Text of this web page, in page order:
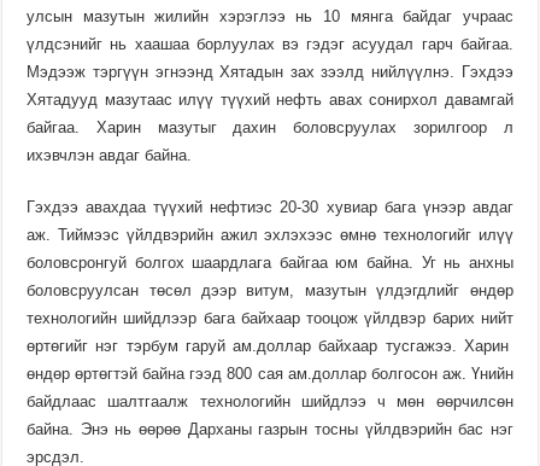
улсын мазутын жилийн хэрэглээ нь 10 мянга байдаг учраас
үлдсэнийг нь хаашаа бор­луу­лах вэ гэдэг асуу­дал гарч бай­гаа.
Мэдээж тэргүүн эгнээнд Хята­дын зах зээлд ний­лүүл­нэ. Гэхдээ
Хятадууд мазутаас илүү түүхий нефть авах сонирхол давамгай
байгаа. Харин мазутыг дахин бо­ловс­руулах зорил­гоор л
ихэвчлэн авдаг байна.
Гэхдээ авахдаа түүхий нефтиэс 20-30 хувиар бага үнээр авдаг
аж. Тий­мээс үйлдвэрийн ажил эхлэхээс өмнө технологийг илүү
боловс­ронгуй бол­гох шаард­лага байгаа юм байна. Уг нь анхны
боловс­руулсан төсөл дээр витум, мазу­тын үлдэгдлийг өндөр
техно­ло­­гийн шийдлээр бага байхаар тоо­­цож үйлдвэр барих нийт
өртө­гийг нэг тэрбум гаруй ам.доллар бай­хаар тусгажээ. Харин
өндөр өртөг­тэй бай­на гээд 800 сая ам.доллар бол­госон аж. Үнийн
байдлаас шалтгаалж тех­но­логийн шийдлээ ч мөн өөрчилсөн
байна. Энэ нь өөрөө Дарханы газрын тосны үйлдвэрийн бас нэг
эрсдэл.